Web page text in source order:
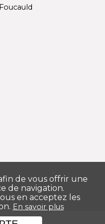
de vous offrir une
de navigation.
en acceptez les
En savoir plus